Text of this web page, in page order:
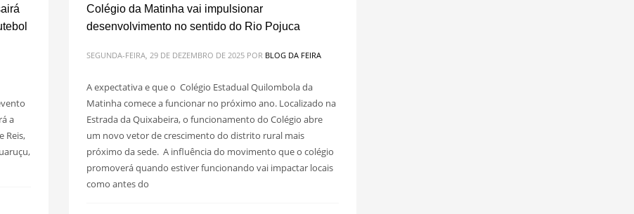
a
Reis,
Colégio da Matinha vai impulsionar
desenvolvimento no sentido do Rio Pojuca
SEGUNDA-FEIRA, 29 DE DEZEMBRO DE 2025 POR BLOG DA FEIRA
A expectativa e que o Colégio Estadual Quilombola da
Matinha comece a funcionar no próximo ano. Localizado na
Estrada da Quixabeira, o funcionamento do Colégio abre
um novo vetor de crescimento do distrito rural mais
próximo da sede. A influência do movimento que o colégio
promoverá quando estiver funcionando vai impactar locais
como antes do